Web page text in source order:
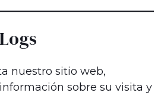
nuestro sitio web,
sobre su visita y